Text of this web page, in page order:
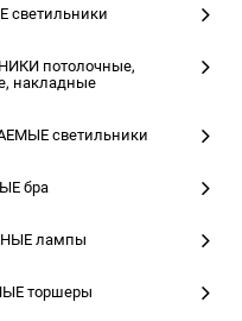
светильники
потолочные,
накладные
светильники
бра
лампы
торшеры